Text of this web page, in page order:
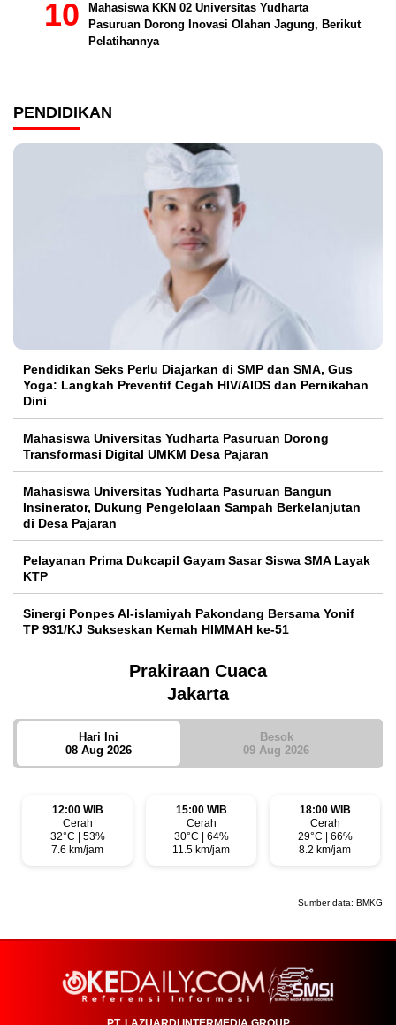
Mahasiswa KKN 02 Universitas Yudharta
Pasuruan Dorong Inovasi Olahan Jagung, Berikut
Pelatihannya
PENDIDIKAN
Pendidikan Seks Perlu Diajarkan di SMP dan SMA, Gus
Yoga: Langkah Preventif Cegah HIV/AIDS dan Pernikahan
Dini
Mahasiswa Universitas Yudharta Pasuruan Dorong
Transformasi Digital UMKM Desa Pajaran
Mahasiswa Universitas Yudharta Pasuruan Bangun
Insinerator, Dukung Pengelolaan Sampah Berkelanjutan
di Desa Pajaran
Pelayanan Prima Dukcapil Gayam Sasar Siswa SMA Layak
KTP
Sinergi Ponpes Al-islamiyah Pakondang Bersama Yonif
TP 931/KJ Sukseskan Kemah HIMMAH ke-51
Prakiraan Cuaca
Jakarta
Hari Ini
08 Aug 2026
Besok
09 Aug 2026
12:00 WIB
Cerah
32°C | 53%
7.6 km/jam
15:00 WIB
Cerah
30°C | 64%
11.5 km/jam
18:00 WIB
Cerah
29°C | 66%
8.2 km/jam
Sumber data: BMKG